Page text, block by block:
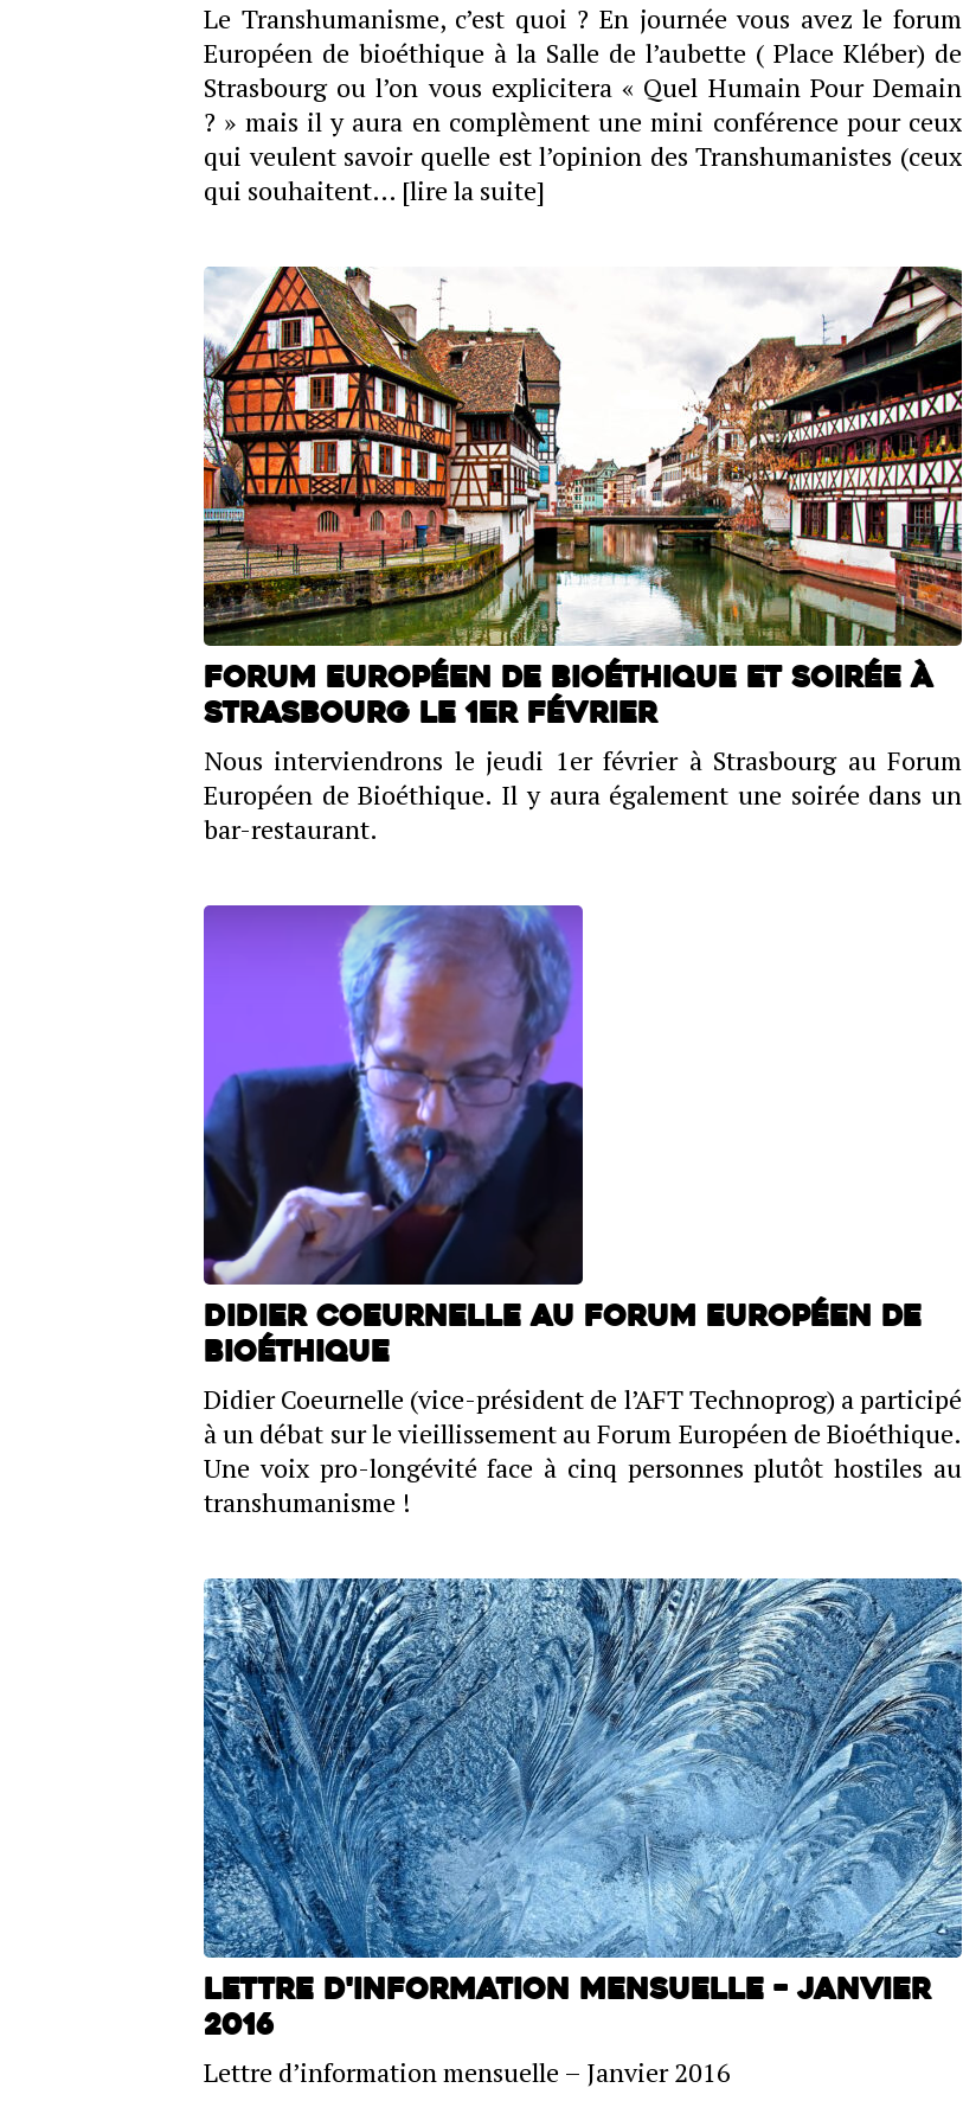
Le Transhumanisme, c’est quoi ? En journée vous avez le forum
Européen de bioéthique à la Salle de l’aubette ( Place Kléber) de
Strasbourg ou l’on vous explicitera « Quel Humain Pour Demain
? » mais il y aura en complèment une mini conférence pour ceux
qui veulent savoir quelle est l’opinion des Transhumanistes (ceux
qui souhaitent… [lire la suite]
Forum Européen de Bioéthique et soirée à
Strasbourg le 1er février
Nous interviendrons le jeudi 1er février à Strasbourg au Forum
Européen de Bioéthique. Il y aura également une soirée dans un
bar-restaurant.
Didier Coeurnelle au Forum Européen de
Bioéthique
Didier Coeurnelle (vice-président de l’AFT Technoprog) a participé
à un débat sur le vieillissement au Forum Européen de Bioéthique.
Une voix pro-longévité face à cinq personnes plutôt hostiles au
transhumanisme !
Lettre d'information mensuelle – Janvier
2016
Lettre d’information mensuelle – Janvier 2016